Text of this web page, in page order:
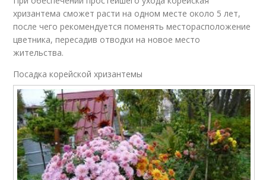
хризантема сможет расти на одном месте около 5 лет,
после чего рекомендуется поменять месторасположение
цветника, пересадив отводки на новое место
жительства.
Посадка корейской хризантемы